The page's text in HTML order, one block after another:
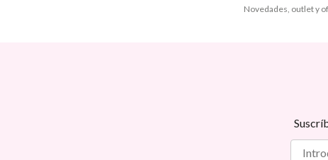
Novedades, outlet y